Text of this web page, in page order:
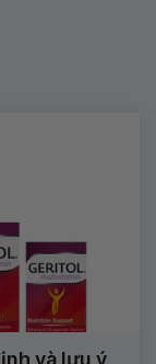
và lưu ý